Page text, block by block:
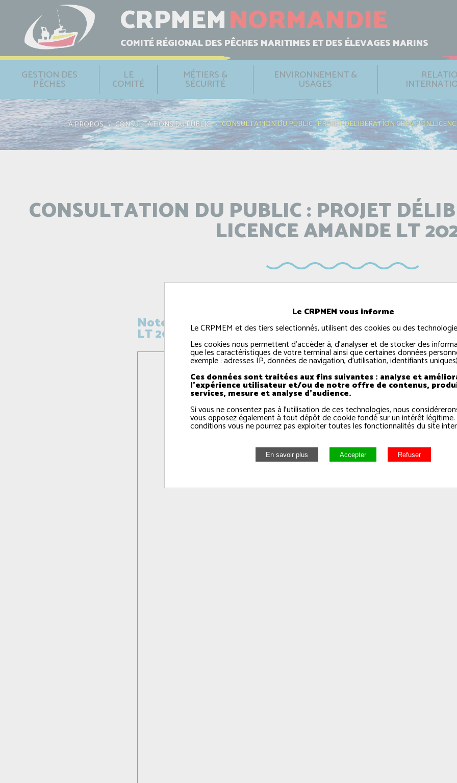
CRPMEMNORMANDIE
COMITÉ RÉGIONAL DES PÊCHES MARITIMES ET DES ÉLEVAGES MARINS
GESTION DES
PÊCHES
LE
COMITÉ
MÉTIERS &
SÉCURITÉ
ENVIRONNEMENT &
USAGES
A PROPOS › CONSULTATIONS DU PUBLIC › CONSULTATION DU PUBLIC : PROJET DÉLIBÉRATION CRÉATION
CONSULTATION DU PUBLIC : PROJET
LICENCE AMANDE LT
Note de présentation - consultation public - création
LT 2026
Le CRPMEM vous informe
Le CRPMEM et des tiers selectionnés, utilisent des cookies ou des
Les cookies nous permettent d'accéder à, d'analyser et de stocker des
que les caractéristiques de votre terminal ainsi que certaines données
exemple : adresses IP, données de navigation, d'utilisation, identifiants
Ces données sont traitées aux fins suivantes : analyse et
l'expérience utilisateur et/ou de notre offre de contenus,
services, mesure et analyse d'audience.
Si vous ne consentez pas à l'utilisation de ces technologies, nous
vous opposez également à tout dépôt de cookie fondé sur un intérêt légitime.
conditions vous ne pourrez pas exploiter toutes les fonctionnalités du site